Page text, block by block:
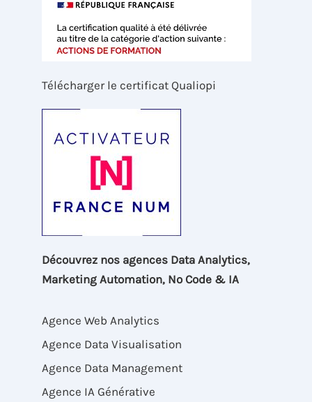
Télécharger le certificat Qualiopi
Découvrez nos agences Data Analytics,
Marketing Automation, No Code & IA
Agence Web Analytics
Agence Data Visualisation
Agence Data Management
Agence IA Générative